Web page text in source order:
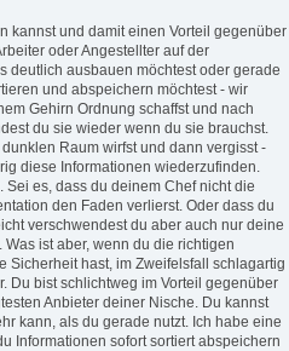
kannst und damit einen Vorteil gegenüber
oder Angestellter auf der
deutlich ausbauen möchtest oder gerade
und abspeichern möchtest - wir
Gehirn Ordnung schaffst und nach
du sie wieder wenn du sie brauchst.
Raum wirfst und dann vergisst -
diese Informationen wiederzufinden.
es, dass du deinem Chef nicht die
den Faden verlierst. Oder dass du
verschwendest du aber auch nur deine
ist aber, wenn du die richtigen
Sicherheit hast, im Zweifelsfall schlagartig
Du bist schlichtweg im Vorteil gegenüber
Anbieter deiner Nische. Du kannst
kann, als du gerade nutzt. Ich habe eine
Informationen sofort sortiert abspeichern